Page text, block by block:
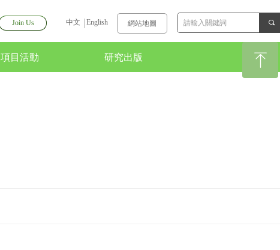
項目活動 研究出版
中文 English 網站地圖 끠
Join Us
ꁸ